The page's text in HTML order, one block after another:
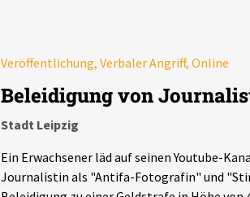
Veröffentlichung, Verbaler Angriff, Online
Beleidigung von
Stadt Leipzig
Ein Erwachsener läd auf seinen Youtube-
Journalistin als "Antifa-Fotografin" und
Ereignisse